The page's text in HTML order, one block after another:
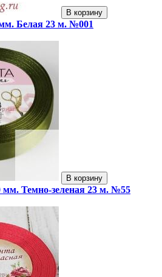
В корзину
Белая 23 м. №001
В корзину
мм. Темно-зеленая 23 м. №55